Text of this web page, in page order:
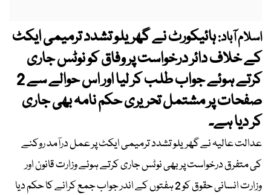
اسلام آباد:ہائیکورٹ نے گھریلو تشدد ترمیمی ایکٹ
کے خلاف دائر درخواست پر وفاق کو نوٹس جاری
کرتے ہوئے جواب طلب کر لیا اور اس حوالے سے 2
صفحات پر مشتمل تحریری حکم نامہ بھی جاری
کر دیا ہے۔
عدالت عالیہ نے گھریلو تشدد ترمیمی ایکٹ پر عمل درآمد روکنے
کی متفرق درخواست پر بھی نوٹس جاری کرتے ہوئے وزارت قانون اور
وزارت انسانی حقوق کو 2 ہفتوں کے اندر جواب جمع کرانے کا حکم دیا